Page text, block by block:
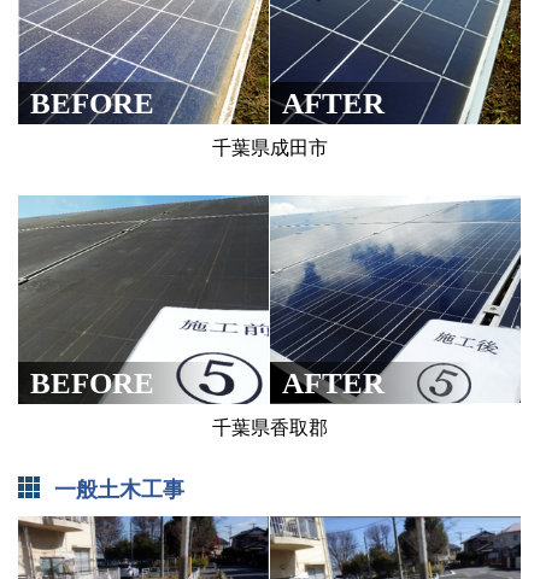
BEFORE AFTER
千葉県成田市
BEFORE AFTER
千葉県香取郡
一般土木工事